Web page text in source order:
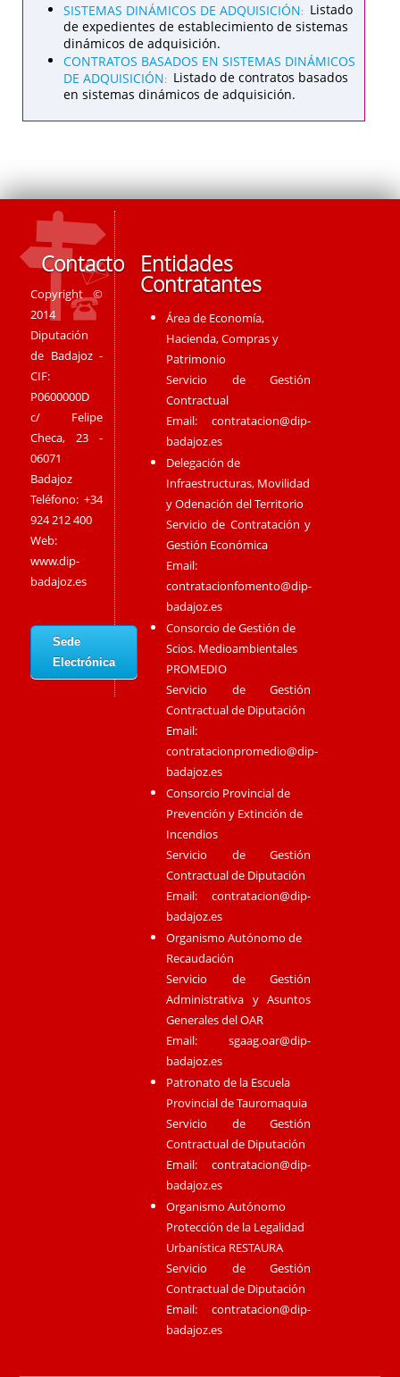
SISTEMAS DINÁMICOS DE ADQUISICIÓN: Listado
de expedientes de establecimiento de sistemas
dinámicos de adquisición.
CONTRATOS BASADOS EN SISTEMAS DINÁMICOS
DE ADQUISICIÓN: Listado de contratos basados
en sistemas dinámicos de adquisición.
Contacto
Copyright ©
2014
Diputación
de Badajoz -
CIF:
P0600000D
c/ Felipe
Checa, 23 -
06071
Badajoz
Teléfono: +34
924 212 400
Web:
www.dip-
badajoz.es
Sede
Electrónica
Entidades
Contratantes
Área de Economía,
Hacienda, Compras y
Patrimonio
Servicio de Gestión
Contractual
Email:contratacion@dip-
badajoz.es
Delegación de
Infraestructuras, Movilidad
y Odenación del Territorio
Servicio de Contratación y
Gestión Económica
Email:
contratacionfomento@dip-
badajoz.es
Consorcio de Gestión de
Scios. Medioambientales
PROMEDIO
Servicio de Gestión
Contractual de Diputación
Email:
contratacionpromedio@dip-
badajoz.es
Consorcio Provincial de
Prevención y Extinción de
Incendios
Servicio de Gestión
Contractual de Diputación
Email:contratacion@dip-
badajoz.es
Organismo Autónomo de
Recaudación
Servicio de Gestión
Administrativa y Asuntos
Generales del OAR
Email:sgaag.oar@dip-
badajoz.es
Patronato de la Escuela
Provincial de Tauromaquia
Servicio de Gestión
Contractual de Diputación
Email:contratacion@dip-
badajoz.es
Organismo Autónomo
Protección de la Legalidad
Urbanística RESTAURA
Servicio de Gestión
Contractual de Diputación
Email:contratacion@dip-
badajoz.es